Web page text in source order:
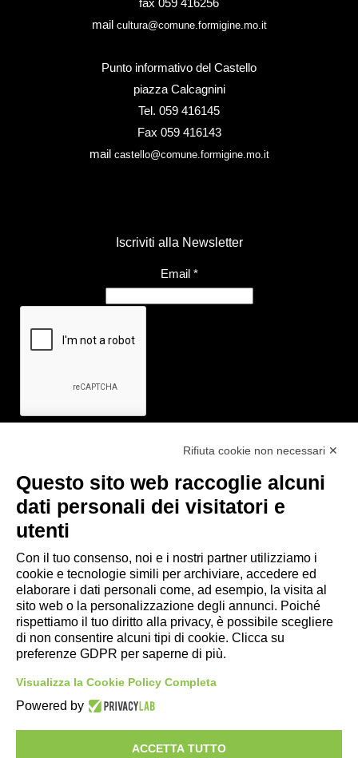
fax 059 416256
mail cultura@comune.formigine.mo.it
Punto informativo del Castello
piazza Calcagnini
Tel. 059 416145
Fax 059 416143
mail castello@comune.formigine.mo.it
Iscriviti alla Newsletter
Email *
Link utili
- Ufficio di informazione e accoglienza turistica di Maranello, Fiorano
- Comune di Formigine
- Trasporti Locali
- Trenitalia
Scarica le app
- App iPhone Maranello e Dintorni
Rifiuta cookie non necessari ✕
Questo sito web raccoglie alcuni
dati personali dei visitatori e
utenti
Con il tuo consenso, noi e i nostri partner utilizziamo i
cookie e tecnologie simili per archiviare, accedere ed
elaborare i dati personali come, ad esempio, la visita al
sito web o la personalizzazione degli annunci. Poiché
rispettiamo il tuo diritto alla privacy, è possibile scegliere
di non consentire alcuni tipi di cookie. Clicca su
preferenze GDPR per saperne di più.
Visualizza la Cookie Policy Completa
Powered by
ACCETTA TUTTO